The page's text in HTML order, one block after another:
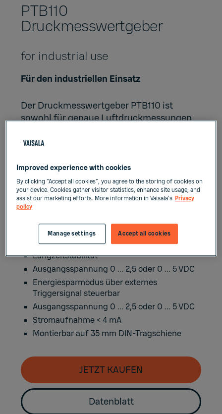
PTB110
Druckmesswertgeber
for industrial use
Für den industriellen Einsatz
Der Druckmesswertgeber PTB110 ist
sowohl für genaue Luftdruckmessungen
allgemeine Umgebungsdruckmessungen
ausgelegt.
Eigenschaften
Verschiedene Druckmessbereiche
Genauigkeit ±0,3 hPa bei +20 °C
Langzeitstabilität
Ausgangsspannung 0 ... 2,5 oder 0 ... 5 VDC
Energiesparmodus über externes
Triggersignal steuerbar
Ausgangsspannung 0 ... 2,5 oder 0 ... 5 VDC
Stromaufnahme < 4 mA
Montierbar auf 35 mm DIN-Tragschiene
JETZT KAUFEN
Datenblatt
Improved experience with cookies
By clicking “Accept all cookies”, you agree to the storing of cookies on
your device. Cookies gather visitor statistics, enhance site usage, and
assist our marketing efforts. More information in Vaisala's Privacy
policy
Accept all cookies
Manage settings